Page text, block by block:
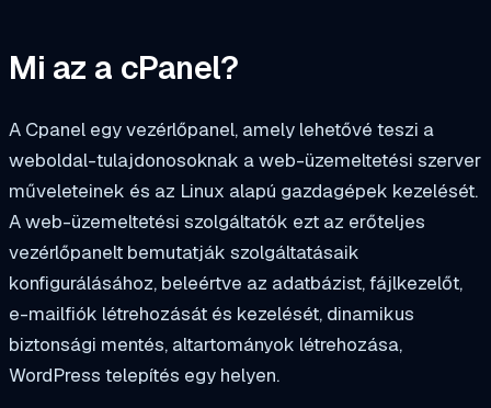
Mi az a cPanel?
A Cpanel egy vezérlőpanel, amely lehetővé teszi a
weboldal-tulajdonosoknak a web-üzemeltetési szerver
műveleteinek és az Linux alapú gazdagépek kezelését.
A web-üzemeltetési szolgáltatók ezt az erőteljes
vezérlőpanelt bemutatják szolgáltatásaik
konfigurálásához, beleértve az adatbázist, fájlkezelőt,
e-mailfiók létrehozását és kezelését, dinamikus
biztonsági mentés, altartományok létrehozása,
WordPress telepítés egy helyen.